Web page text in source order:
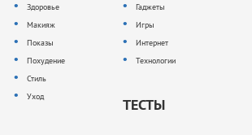
Здоровье
Макияж
Показы
Похудение
Стиль
Уход
Гаджеты
Игры
Интернет
Технологии
ТЕСТЫ